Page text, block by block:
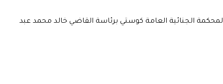
الجنائية العامة كوستي برئاسة القاضي خالد محمد عبد